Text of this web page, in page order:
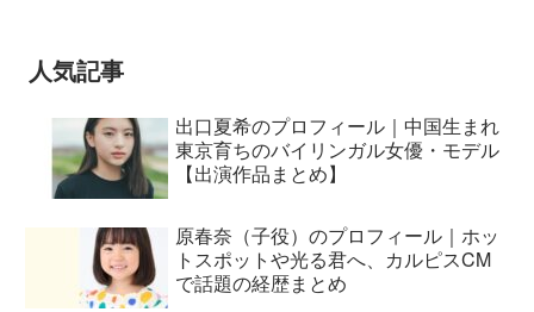
人気記事
出口夏希のプロフィール｜中国生まれ
東京育ちのバイリンガル女優・モデル
【出演作品まとめ】
原春奈（子役）のプロフィール｜ホッ
トスポットや光る君へ、カルピスCM
で話題の経歴まとめ